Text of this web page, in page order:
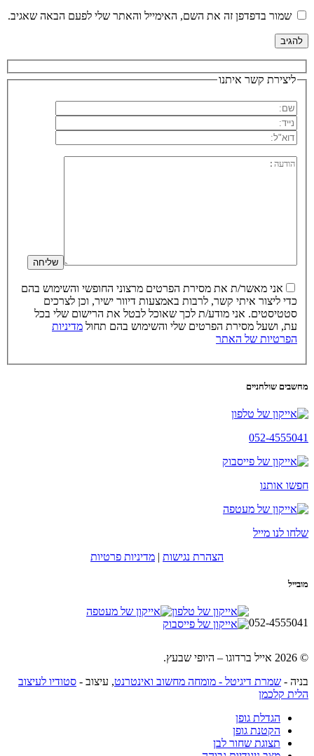
שמור בדפדפן זה את השם, האימייל והאתר שלי לפעם הבאה שאגיב.
ליצירת קשר איתנו
אני מאשר/ת את מסירת הפרטים מרצוני החופשי והשימוש בהם
כדי ליצור איתי קשר, לרבות באמצעות דיוור ישיר, וכן לצרכים
סטטיסטים. אני מודע/ת לכך שאוכל לבטל את הרישום שלי בכל
עת, ושעל מסירת הפרטים שלי והשימוש בהם תחול מדיניות
הפרטיות של האתר
מחשבים שולחניים
052-4555041
חפשו אותנו
שלחו לנו מייל
הצהרת נגישות | מדיניות פרטיות
מובייל
052-4555041
© 2026 אייל ברדוגו – היופי שבעץ.
בניה - שמרת דיגיטל - מומחה מחשוב ואינטרנט, עיצוב - סטודיו לעיצוב
הלית קלכמן
הגדלת גופן
הקטנת גופן
תצוגת שחור לבן